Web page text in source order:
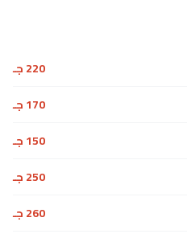
220 جـ
170 جـ
150 جـ
250 جـ
260 جـ